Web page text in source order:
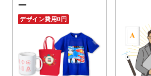
ー
デザイン費用0円